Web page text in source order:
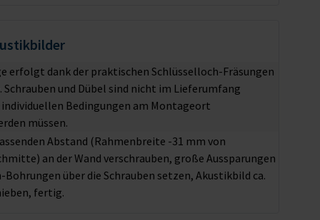
erfolgt dank der praktischen Schlüsselloch-Fräsungen
Schrauben und Dübel sind nicht im Lieferumfang
Bedingungen am Montageort
müssen.
Abstand (Rahmenbreite -31 mm von
an der Wand verschrauben, große Aussparungen
Bohrungen über die Schrauben setzen, Akustikbild ca.
fertig.